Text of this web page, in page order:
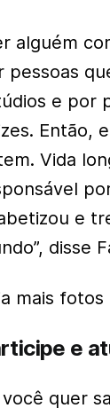
alguém
pessoas
e por
Então,
Vida
e
disse
mais fotos
e
você quer